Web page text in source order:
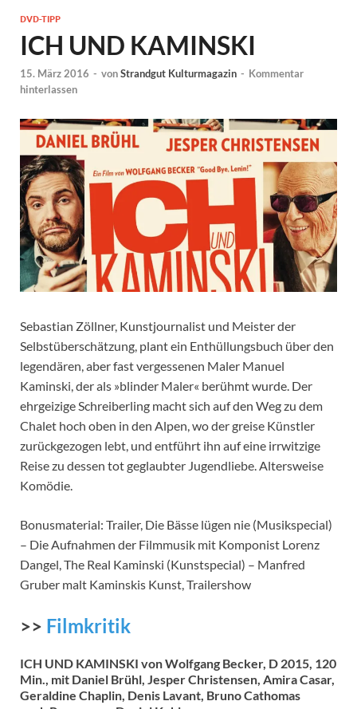
DVD-TIPP
ICH UND KAMINSKI
15. März 2016 - vonStrandgut Kulturmagazin - Kommentar
hinterlassen
Sebastian Zöllner, Kunstjournalist und Meister der
Selbstüberschätzung, plant ein Enthüllungsbuch über den
legendären, aber fast vergessenen Maler Manuel
Kaminski, der als »blinder Maler« berühmt wurde. Der
ehrgeizige Schreiberling macht sich auf den Weg zu dem
Chalet hoch oben in den Alpen, wo der greise Künstler
zurückgezogen lebt, und entführt ihn auf eine irrwitzige
Reise zu dessen tot geglaubter Jugendliebe. Altersweise
Komödie.
Bonusmaterial: Trailer, Die Bässe lügen nie (Musikspecial)
– Die Aufnahmen der Filmmusik mit Komponist Lorenz
Dangel, The Real Kaminski (Kunstspecial) – Manfred
Gruber malt Kaminskis Kunst, Trailershow
>> Filmkritik
ICH UND KAMINSKI von Wolfgang Becker, D 2015, 120
Min., mit Daniel Brühl, Jesper Christensen, Amira Casar,
Geraldine Chaplin, Denis Lavant, Bruno Cathomas